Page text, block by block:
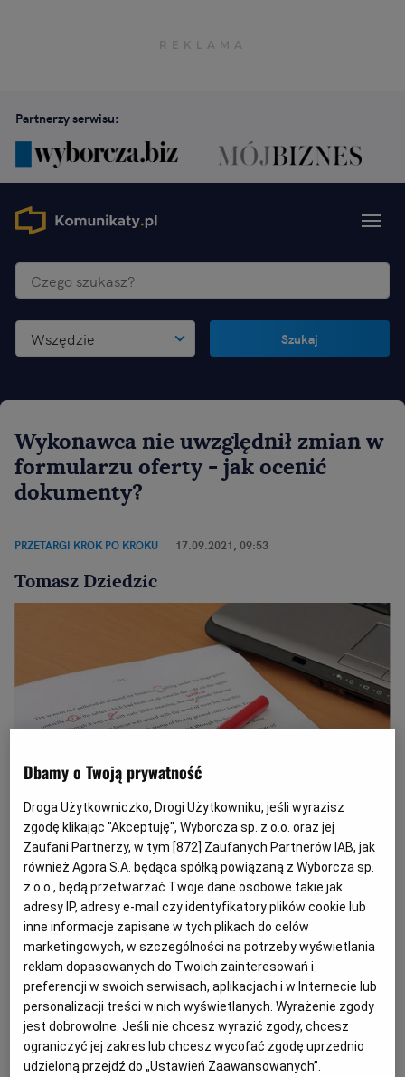
Partnerzy serwisu:
Wszędzie Szukaj
Wykonawca nie uwzględnił zmian w
formularzu oferty - jak ocenić
dokumenty?
PRZETARGI KROK PO KROKU 17.09.2021, 09:53
Tomasz Dziedzic
Zmiany w formularzu oferty - prawo Pzp(fot. Shutterstock)
Z amawiający powinien dokonać
poprawienia złożonego przez
wykonawcę formularza oferty,
doprowadzając brzmienie tego formularza
do zgodności z treścią SIWZ po dokonanych
przez zamawiającego zmianach.
Dbamy o Twoją prywatność
Droga Użytkowniczko, Drogi Użytkowniku, jeśli wyrazisz
zgodę klikając "Akceptuję", Wyborcza sp. z o.o. oraz jej
Zaufani Partnerzy, w tym [872] Zaufanych Partnerów IAB, jak
również Agora S.A. będąca spółką powiązaną z Wyborcza sp.
z o.o., będą przetwarzać Twoje dane osobowe takie jak
adresy IP, adresy e-mail czy identyfikatory plików cookie lub
inne informacje zapisane w tych plikach do celów
marketingowych, w szczególności na potrzeby wyświetlania
reklam dopasowanych do Twoich zainteresowań i
preferencji w swoich serwisach, aplikacjach i w Internecie lub
personalizacji treści w nich wyświetlanych. Wyrażenie zgody
jest dobrowolne. Jeśli nie chcesz wyrazić zgody, chcesz
ograniczyć jej zakres lub chcesz wycofać zgodę uprzednio
udzieloną przejdź do „Ustawień Zaawansowanych”.